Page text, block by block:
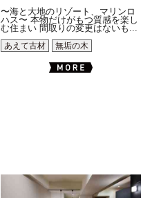
〜海と大地のリゾート、マリンロ
ハス〜 本物だけがもつ質感を楽し
む住まい 間取りの変更はないも...
あえて古材
無垢の木